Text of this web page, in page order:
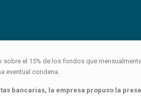
el 15% de los fondos que
eventual condena.
bancarias, la empresa propuso la